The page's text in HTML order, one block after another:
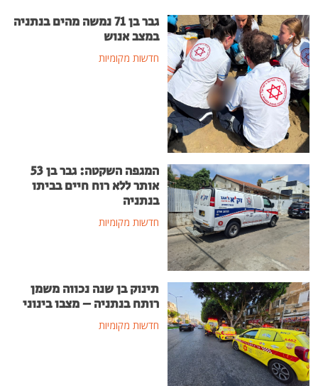
גבר בן 71 נמשה מהים בנתניה
במצב אנוש
חדשות מקומיות
המגפה השקטה: גבר בן 53
אותר ללא רוח חיים בביתו
בנתניה
חדשות מקומיות
תינוק בן שנה נכווה משמן
רותח בנתניה – מצבו בינוני
חדשות מקומיות